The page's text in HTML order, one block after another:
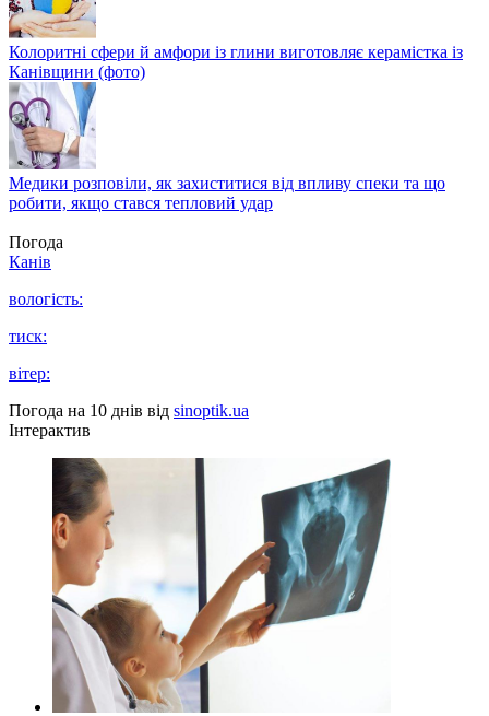
Колоритні сфери й амфори із глини виготовляє керамістка із
Канівщини (фото)
Медики розповіли, як захиститися від впливу спеки та що
робити, якщо стався тепловий удар
Погода
Канів
вологість:
тиск:
вітер:
Погода на 10 днів від sinoptik.ua
Інтерактив